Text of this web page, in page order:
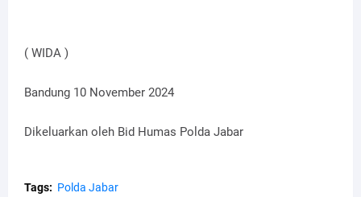
( WIDA )
Bandung 10 November 2024
Dikeluarkan oleh Bid Humas Polda Jabar
Tags: Polda Jabar